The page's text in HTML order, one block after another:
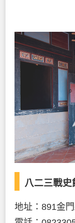
八二三戰史
地址：891金